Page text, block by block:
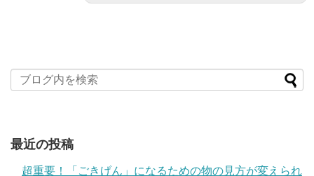
最近の投稿
超重要！「ごきげん」になるための物の見方が変えられ